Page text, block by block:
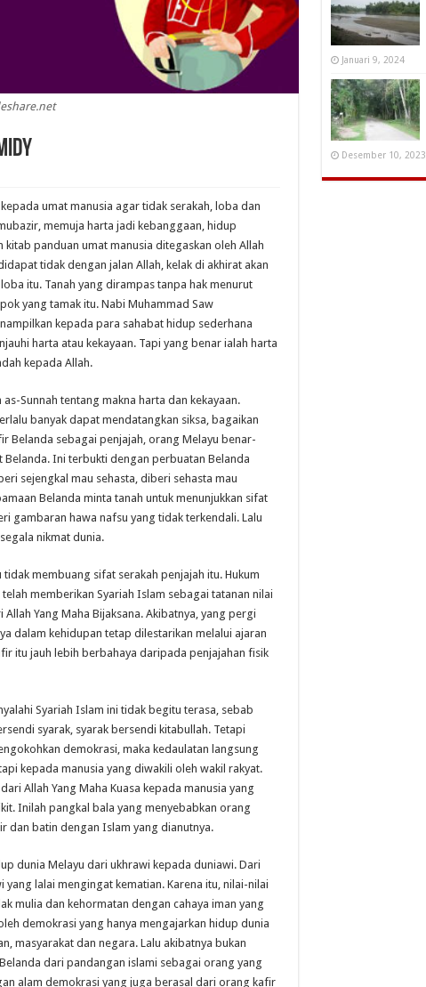
umat manusia agar tidak serakah, loba dan
memuja harta jadi kebanggaan, hidup
panduan umat manusia ditegaskan oleh Allah
tidak dengan jalan Allah, kelak di akhirat akan
itu. Tanah yang dirampas tanpa hak menurut
yang tamak itu. Nabi Muhammad Saw
kepada para sahabat hidup sederhana
harta atau kekayaan. Tapi yang benar ialah harta
kepada Allah.
Sunnah tentang makna harta dan kekayaan.
banyak dapat mendatangkan siksa, bagaikan
Belanda sebagai penjajah, orang Melayu benar-
Ini terbukti dengan perbuatan Belanda
sejengkal mau sehasta, diberi sehasta mau
Belanda minta tanah untuk menunjukkan sifat
gambaran hawa nafsu yang tidak terkendali. Lalu
nikmat dunia.
membuang sifat serakah penjajah itu. Hukum
memberikan Syariah Islam sebagai tatanan nilai
Yang Maha Bijaksana. Akibatnya, yang pergi
dalam kehidupan tetap dilestarikan melalui ajaran
itu jauh lebih berbahaya daripada penjajahan fisik
Syariah Islam ini tidak begitu terasa, sebab
syarak, syarak bersendi kitabullah. Tetapi
demokrasi, maka kedaulatan langsung
kepada manusia yang diwakili oleh wakil rakyat.
Allah Yang Maha Kuasa kepada manusia yang
Inilah pangkal bala yang menyebabkan orang
dan batin dengan Islam yang dianutnya.
dunia Melayu dari ukhrawi kepada duniawi. Dari
lalai mengingat kematian. Karena itu, nilai-nilai
mulia dan kehormatan dengan cahaya iman yang
demokrasi yang hanya mengajarkan hidup dunia
masyarakat dan negara. Lalu akibatnya bukan
dari pandangan islami sebagai orang yang
alam demokrasi yang juga berasal dari orang kafir
Januari 9, 2024
Desember 10, 2023